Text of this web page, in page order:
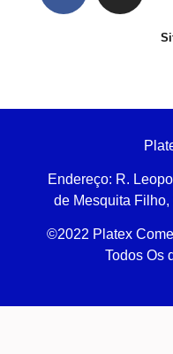
Endereço: R.
de Mesquita
©2022 Platex
Todos Os